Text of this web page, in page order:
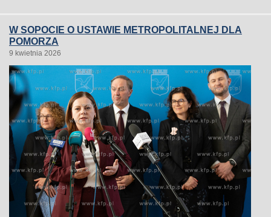
W SOPOCIE O USTAWIE METROPOLITALNEJ DLA
POMORZA
9 kwietnia 2026